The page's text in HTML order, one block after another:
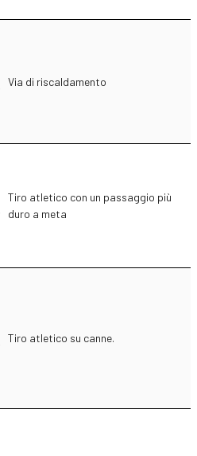
Via di riscaldamento
Tiro atletico con un passaggio più
duro a meta
Tiro atletico su canne.